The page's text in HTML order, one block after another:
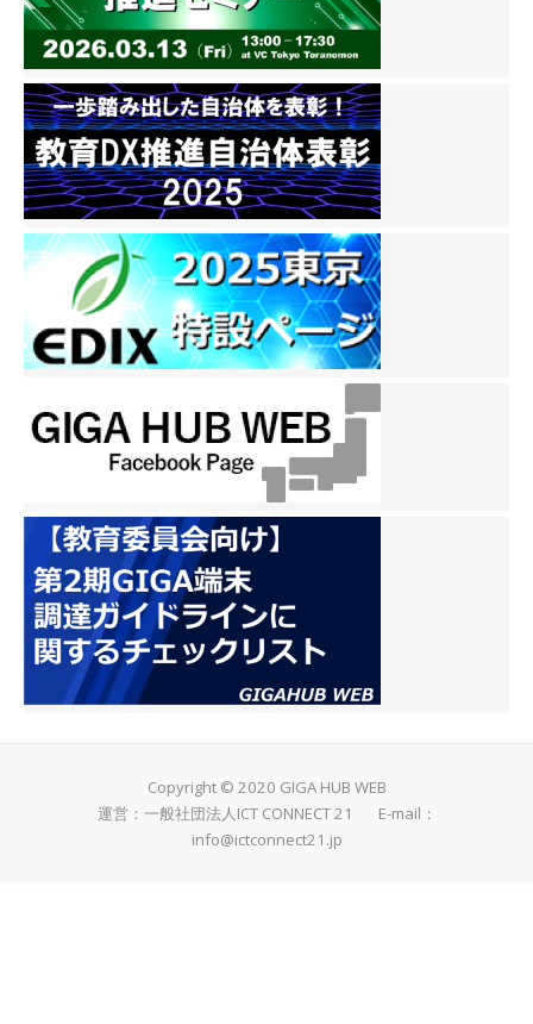
Copyright © 2020 GIGA HUB WEB
運営：一般社団法人ICT CONNECT 21 E-mail：
info@ictconnect21.jp